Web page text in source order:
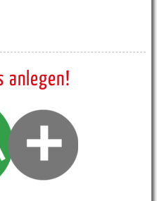
anlegen!